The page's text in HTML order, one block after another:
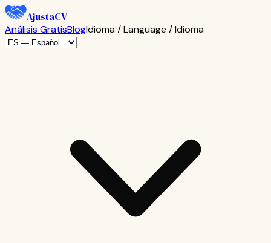
AjustaCV
Análisis GratisBlogIdioma / Language / Idioma